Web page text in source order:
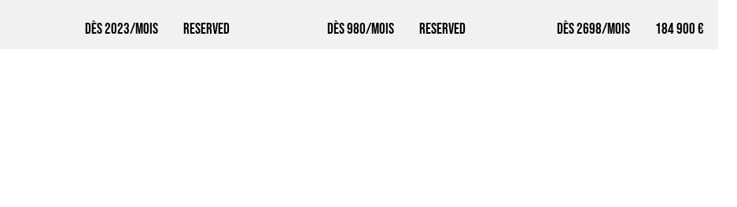
2023 RESERVED 980
Reserved
2698 184 900 €